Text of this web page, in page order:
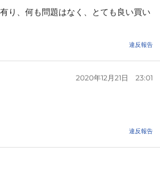
り、何も問題はなく、とても良い買い
違反報告
2020年12月21日 23:01
違反報告